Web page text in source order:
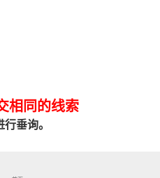
相同的线索
垂询。